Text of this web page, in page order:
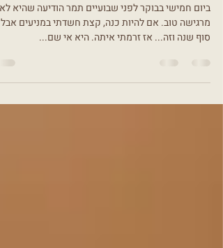
ביום חמישי בבוקר לפני שבועיים תמר הודיעה שהיא לא
מרגישה טוב. אם להיות כנה, קצת חשדתי במניעים אבל
סוף שנה וזה... אז זרמתי איתה. היא אי שם...